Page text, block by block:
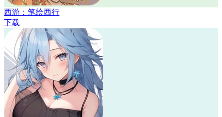
西游：笔绘西行
下载